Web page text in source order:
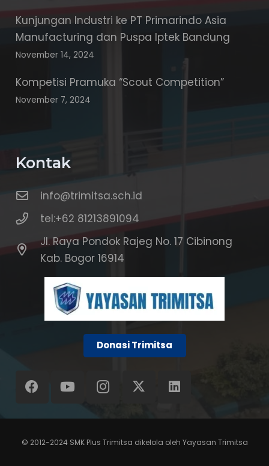
Kunjungan Industri ke PT Primarindo Asia
Manufacturing dan Puspa Iptek Bandung
November 14, 2024
Kompetisi Pramuka “Scout Competition”
November 7, 2024
Kontak
info@trimitsa.sch.id
tel:+62 81213891094
Jl. Raya Pondok Rajeg No. 17 Cibinong
Kab. Bogor 16914
Donasi Trimitsa
© 2012-2024 SMK Plus Trimitsa dikelola oleh Yayasan Trimitsa